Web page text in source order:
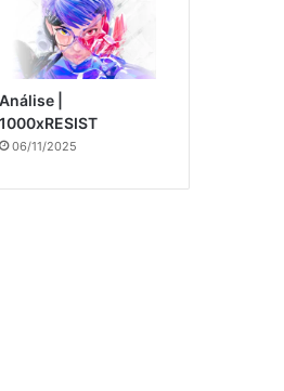
Análise |
1000xRESIST
06/11/2025